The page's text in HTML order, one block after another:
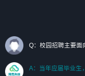
7. 了解或熟悉 WebGL 及相
（岗位人员专职于行业应用
Q：校园招聘主要面
A：当年应届毕业生